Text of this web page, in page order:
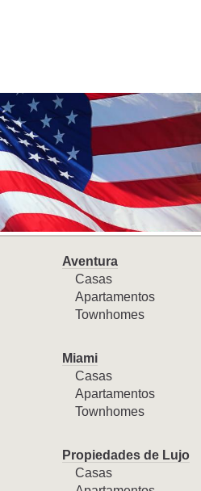
Aventura
Casas
Apartamentos
Townhomes
Miami
Casas
Apartamentos
Townhomes
Propiedades de Lujo
Casas